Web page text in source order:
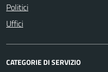
Politici
Uffici
CATEGORIE DI SERVIZIO